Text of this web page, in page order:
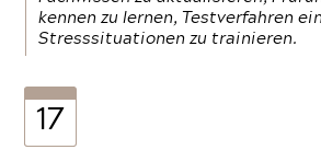
kennen zu lernen, Testverfahren
Stresssituationen zu trainieren.
17